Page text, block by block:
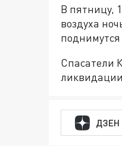
В пятницу,
воздуха
Спасатели
ДЗЕН